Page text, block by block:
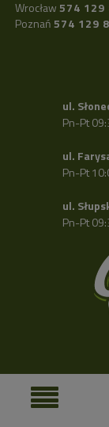
Wrocław 574 129
Poznań 574 129
ul.
Pn-Pt
ul.
Pn-Pt
ul.
Pn-Pt